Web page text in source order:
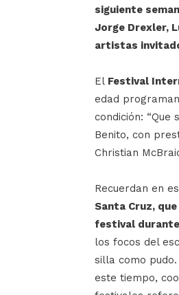
siguiente
Jorge Drexler,
artistas
El Festival
edad
condición: “Que
Benito, con
Christian
Recuerdan en
Santa Cruz,
festival
los focos del
silla como
este tiempo,